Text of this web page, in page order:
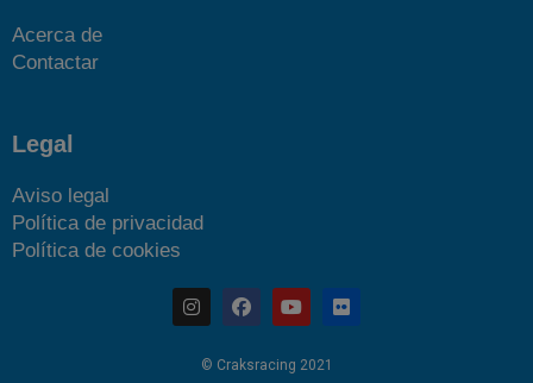
Acerca de
Contactar
Legal
Aviso legal
Política de privacidad
Política de cookies
© Craksracing 2021